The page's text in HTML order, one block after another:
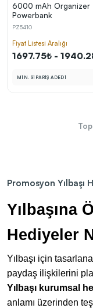
6000 mAh Organizer
Powerbank
PZ5410
Fiyat Listesi Aralığı
1697.75₺ -
MİN. SİPARİŞ ADEDİ
Promosyon Yılbaşı
Yılbaşına
Hediyeler
Yılbaşı için
paydaş ilişkilerini
Yılbaşı kurumsal
anlamı üzerinden